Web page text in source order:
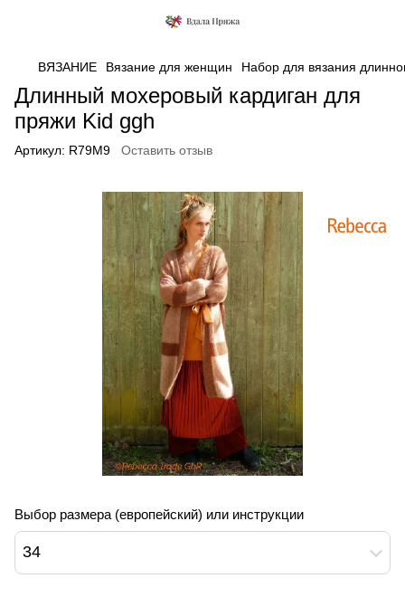
ВЯЗАНИЕ Вязание для женщин Набор для вязания
Длинный мохеровый кардиган для
пряжи Kid ggh
Артикул: R79М9 Оставить отзыв
Выбор размера (европейский) или инструкции
34